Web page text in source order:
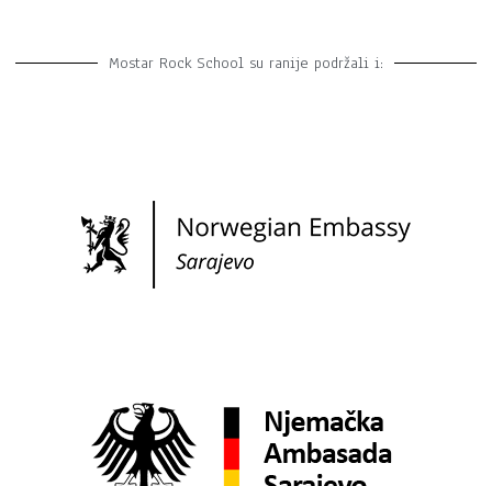
Mostar Rock School su ranije podržali i: